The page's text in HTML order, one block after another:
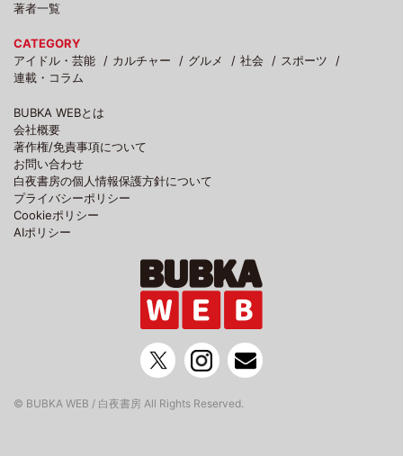
著者一覧
CATEGORY
アイドル・芸能
カルチャー グルメ 社会
スポーツ
連載・コラム
BUBKA WEBとは
会社概要
著作権/免責事項について
お問い合わせ
白夜書房の個人情報保護方針について
プライバシーポリシー
Cookieポリシー
AIポリシー
© BUBKA WEB / 白夜書房 All Rights Reserved.